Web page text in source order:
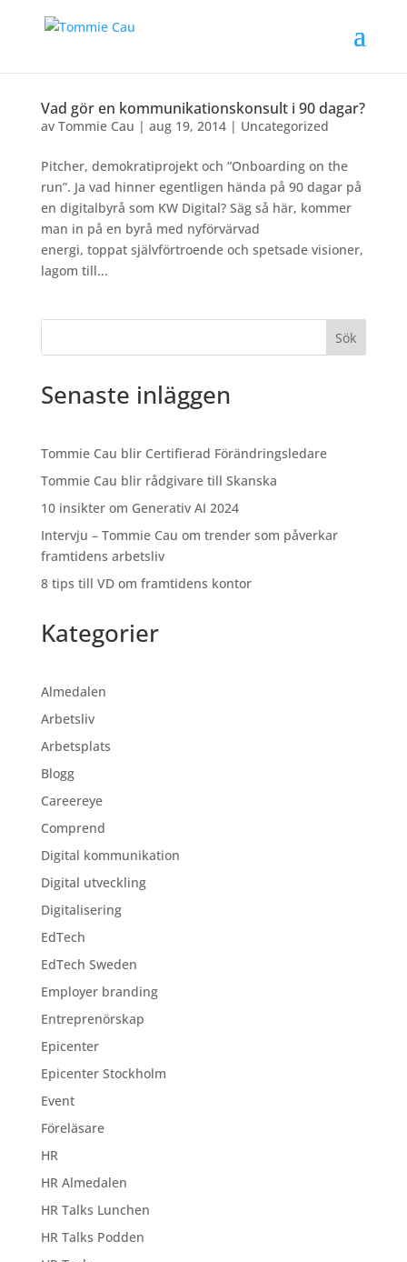
Vad gör en kommunikationskonsult i 90 dagar?
av Tommie Cau | aug 19, 2014| Uncategorized
Pitcher, demokratiprojekt och ”Onboarding on the
run”. Ja vad hinner egentligen hända på 90 dagar på
en digitalbyrå som KW Digital? Säg så här, kommer
man in på en byrå med nyförvärvad
energi, toppat självförtroende och spetsade visioner,
lagom till...
Sök
Senaste inläggen
Tommie Cau blir Certifierad Förändringsledare
Tommie Cau blir rådgivare till Skanska
10 insikter om Generativ AI 2024
Intervju – Tommie Cau om trender som påverkar
framtidens arbetsliv
8 tips till VD om framtidens kontor
Kategorier
Almedalen
Arbetsliv
Arbetsplats
Blogg
Careereye
Comprend
Digital kommunikation
Digital utveckling
Digitalisering
EdTech
EdTech Sweden
Employer branding
Entreprenörskap
Epicenter
Epicenter Stockholm
Event
Föreläsare
HR
HR Almedalen
HR Talks Lunchen
HR Talks Podden